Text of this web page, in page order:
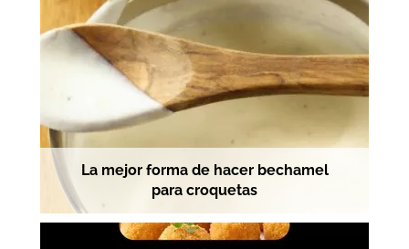
La mejor forma de hacer bechamel
para croquetas